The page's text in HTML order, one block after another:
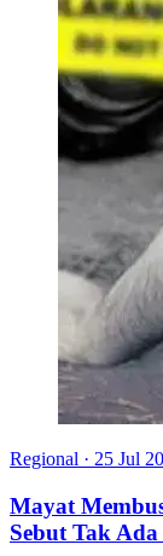
Regional · 25 Jul
Mayat
Sebut Tak